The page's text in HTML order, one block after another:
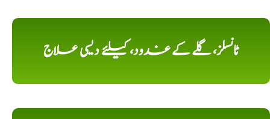
ٹانسلز، گلے کے غدود، کیلئے دیسی علاج